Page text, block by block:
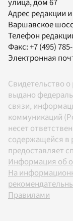
Адрес редакции
Варшавское
Телефон
Факс:+7 (495)
Электронная
Свидетельство
выдано
связи,
коммуникаций
несет
содержащейся в
предоставляет
Информация об
На
Правилами